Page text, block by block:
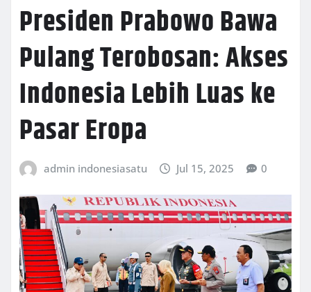
Presiden Prabowo Bawa
Pulang Terobosan: Akses
Indonesia Lebih Luas ke
Pasar Eropa
admin indonesiasatu Jul 15, 2025 0